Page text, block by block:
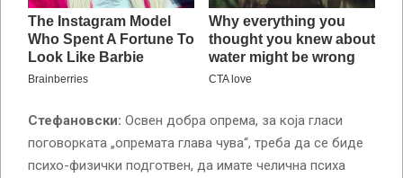
Стефановски: Освен добра опрема, за која гласи
поговорката „опремата глава чува“, треба да се биде
психо-физички подготвен, да имате челична психа